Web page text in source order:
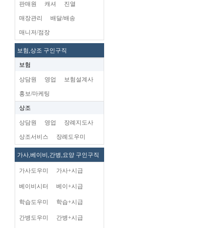
판매원 캐셔 진열
매장관리 배달/배송
매니저/점장
보험,상조 구인구직
보험
상담원 영업 보험설계사
홍보/마케팅
상조
상담원 영업 장례지도사
상조서비스 장례도우미
가사,베이비,간병,요양 구인구직
가사도우미 가사+시급
베이비시터 베이+시급
학습도우미 학습+시급
간병도우미 간병+시급